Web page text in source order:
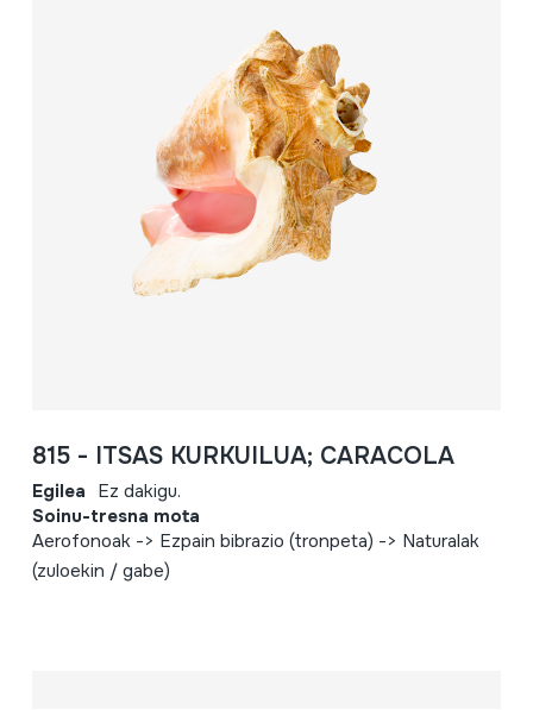
815 - ITSAS KURKUILUA; CARACOLA
Egilea Ez dakigu.
Soinu-tresna mota
Aerofonoak -> Ezpain bibrazio (tronpeta) -> Naturalak
(zuloekin / gabe)